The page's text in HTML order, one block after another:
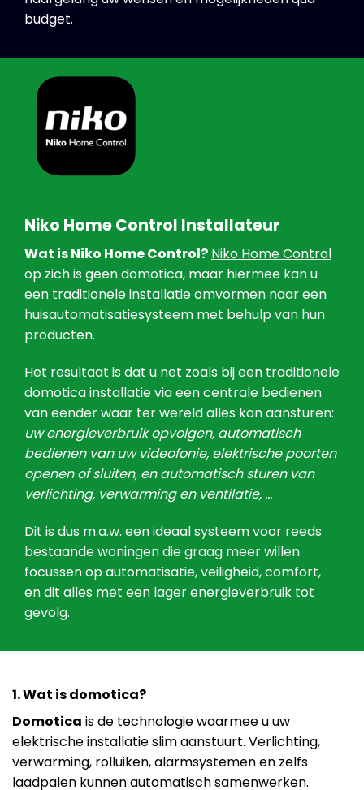
budget.
Niko Home Control Installateur
Wat is Niko Home Control? Niko Home Control
op zich is geen domotica, maar hiermee kan u
een traditionele installatie omvormen naar een
huisautomatisatiesysteem met behulp van hun
producten.
Het resultaat is dat u net zoals bij een traditionele
domotica installatie via een centrale bedienen
van eender waar ter wereld alles kan aansturen:
uw energieverbruik opvolgen, automatisch
bedienen van uw videofonie, elektrische poorten
openen of sluiten, en automatisch sturen van
verlichting, verwarming en ventilatie, …
Dit is dus m.a.w. een ideaal systeem voor reeds
bestaande woningen die graag meer willen
focussen op automatisatie, veiligheid, comfort,
en dit alles met een lager energieverbruik tot
gevolg.
1. Wat is domotica?
Domotica is de technologie waarmee u uw
elektrische installatie slim aanstuurt. Verlichting,
verwarming, rolluiken, alarmsystemen en zelfs
laadpalen kunnen automatisch samenwerken.